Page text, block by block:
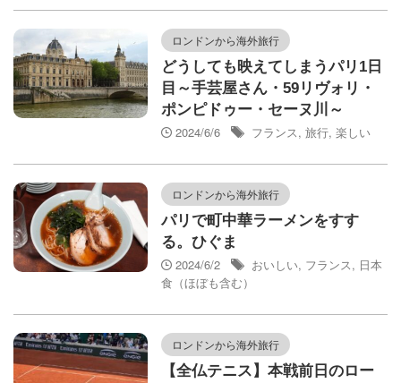
ロンドンから海外旅行
どうしても映えてしまうパリ1日
目～手芸屋さん・59リヴォリ・
ポンピドゥー・セーヌ川～
2024/6/6
フランス, 旅行, 楽しい
ロンドンから海外旅行
パリで町中華ラーメンをすす
る。ひぐま
2024/6/2
おいしい, フランス, 日本
食（ほぼも含む）
ロンドンから海外旅行
【全仏テニス】本戦前日のロー